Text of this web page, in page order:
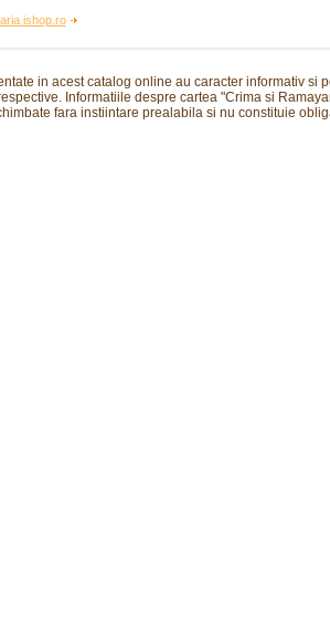
ishop.ro
in acest catalog online au caracter informativ si
Informatiile despre cartea "Crima si
fara instiintare prealabila si nu constituie